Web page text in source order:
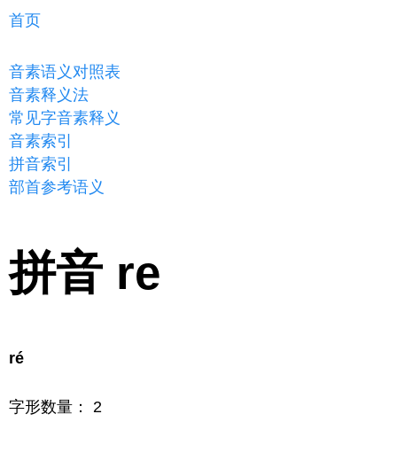
首页
音素语义对照表
音素释义法
常见字音素释义
音素索引
拼音索引
部首参考语义
拼音 re
ré
字形数量： 2